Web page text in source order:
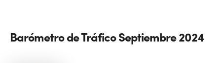
Barómetro de Tráfico Septiembre 2024